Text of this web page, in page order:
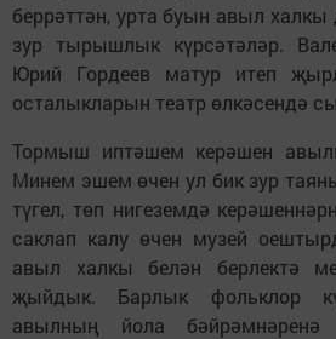
беррәттән, урта буын авыл халкы
зур тырышлык күрсәтәләр.
Юрий Гордеев матур итеп
осталыкларын театр өлкәсендә
Тормыш иптәшем керәшен
Минем эшем өчен ул бик зур
түгел, төп нигеземдә
саклап калу өчен музей
авыл халкы белән берлектә
җыйдык. Барлык фольклор
авылның йола бәйрәмнәренә